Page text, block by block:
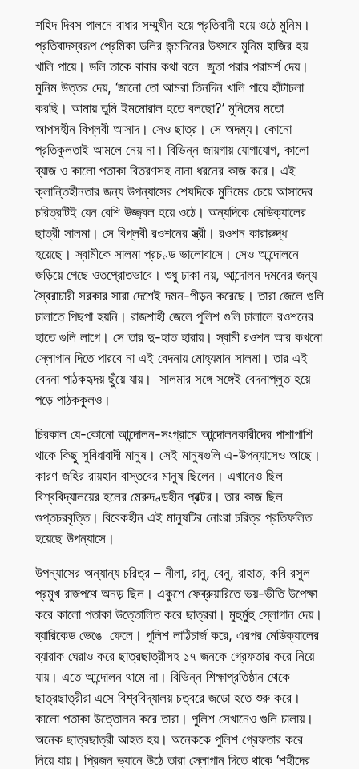
শহিদ দিবস পালনে বাধার সম্মুখীন হয়ে প্রতিবাদী হয়ে ওঠে মুনিম।
প্রতিবাদস্বরূপ প্রেমিকা ডলির জন্মদিনের উৎসবে মুনিম হাজির হয়
খালি পায়ে। ডলি তাকে বাবার কথা বলে জুতা পরার পরামর্শ দেয়।
মুনিম উত্তর দেয়, ‘জানো তো আমরা তিনদিন খালি পায়ে হাঁটাচলা
করছি। আমায় তুমি ইমমোরাল হতে বলছো?’ মুনিমের মতো
আপসহীন বিপ্লবী আসাদ। সেও ছাত্র। সে অদম্য। কোনো
প্রতিকূলতাই আমলে নেয় না। বিভিন্ন জায়গায় যোগাযোগ, কালো
ব্যাজ ও কালো পতাকা বিতরণসহ নানা ধরনের কাজ করে। এই
ক্লান্তিহীনতার জন্য উপন্যাসের শেষদিকে মুনিমের চেয়ে আসাদের
চরিত্রটিই যেন বেশি উজ্জ্বল হয়ে ওঠে। অন্যদিকে মেডিক্যালের
ছাত্রী সালমা। সে বিপ্লবী রওশনের স্ত্রী। রওশন কারারুদ্ধ
হয়েছে। স্বামীকে সালমা প্রচণ্ড ভালোবাসে। সেও আন্দোলনে
জড়িয়ে গেছে ওতপ্রোতভাবে। শুধু ঢাকা নয়, আন্দোলন দমনের জন্য
স্বৈরাচারী সরকার সারা দেশেই দমন-পীড়ন করেছে। তারা জেলে গুলি
চালাতে পিছপা হয়নি। রাজশাহী জেলে পুলিশ গুলি চালালে রওশনের
হাতে গুলি লাগে। সে তার দু-হাত হারায়। স্বামী রওশন আর কখনো
স্লোগান দিতে পারবে না এই বেদনায় মোহ্যমান সালমা। তার এই
বেদনা পাঠকহৃদয় ছুঁয়ে যায়। সালমার সঙ্গে সঙ্গেই বেদনাপ্লুত হয়ে
পড়ে পাঠককুলও।
চিরকাল যে-কোনো আন্দোলন-সংগ্রামে আন্দোলনকারীদের পাশাপাশি
থাকে কিছু সুবিধাবাদী মানুষ। সেই মানুষগুলি এ-উপন্যাসেও আছে।
কারণ জহির রায়হান বাস্তবের মানুষ ছিলেন। এখানেও ছিল
বিশ্ববিদ্যালয়ের হলের মেরুদণ্ডহীন প্রক্টর। তার কাজ ছিল
গুপ্তচরবৃত্তি। বিবেকহীন এই মানুষটির নোংরা চরিত্র প্রতিফলিত
হয়েছে উপন্যাসে।
উপন্যাসের অন্যান্য চরিত্র – নীলা, রানু, বেনু, রাহাত, কবি রসুল
প্রমুখ রাজপথে অনড় ছিল। একুশে ফেব্রুয়ারিতে ভয়-ভীতি উপেক্ষা
করে কালো পতাকা উত্তোলিত করে ছাত্ররা। মুহুর্মুহু স্লোগান দেয়।
ব্যারিকেড ভেঙে ফেলে। পুলিশ লাঠিচার্জ করে, এরপর মেডিক্যালের
ব্যারাক ঘেরাও করে ছাত্রছাত্রীসহ ১৭ জনকে গ্রেফতার করে নিয়ে
যায়। এতে আন্দোলন থামে না। বিভিন্ন শিক্ষাপ্রতিষ্ঠান থেকে
ছাত্রছাত্রীরা এসে বিশ্ববিদ্যালয় চত্বরে জড়ো হতে শুরু করে।
কালো পতাকা উত্তোলন করে তারা। পুলিশ সেখানেও গুলি চালায়।
অনেক ছাত্রছাত্রী আহত হয়। অনেককে পুলিশ গ্রেফতার করে
নিয়ে যায়। প্রিজন ভ্যানে উঠে তারা স্লোগান দিতে থাকে ‘শহীদের